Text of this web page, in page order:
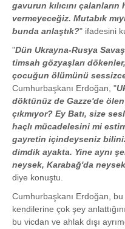
gavurun kılıcını
vermeyeceğiz. Mutabık
bunda anlaştık?" ifadesini
"Dün Ukrayna-Rusya
timsah gözyaşları
çocuğun ölümünü
Cumhurbaşkanı Erdoğan, "
döktünüz de Gazze'de
çıkmıyor? Ey Batı, size
haçlı mücadelesini mi
gayretin içindeyseniz
dimdik ayakta. Yine aynı
neysek, Karabağ'da
diye konuştu.
Cumhurbaşkanı Erdoğan,
kendilerine çok şey
bu vicdan ve ahlak dışı